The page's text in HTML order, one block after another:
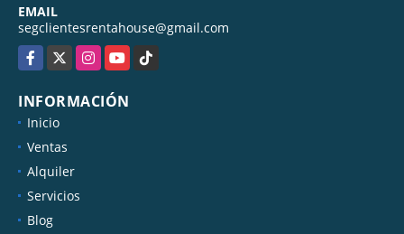
EMAIL
segclientesrentahouse@gmail.com
Facebook
X InstagramYouTubeTikTok
INFORMACIÓN
Inicio
Ventas
Alquiler
Servicios
Blog